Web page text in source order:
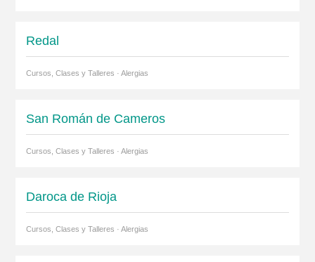
Redal
Cursos, Clases y Talleres · Alergias
San Román de Cameros
Cursos, Clases y Talleres · Alergias
Daroca de Rioja
Cursos, Clases y Talleres · Alergias